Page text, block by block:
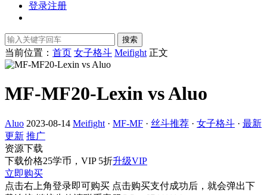
登录注册
搜索
当前位置： 首页 女子格斗 Meifight 正文
MF-MF20-Lexin vs Aluo
Aluo 2023-08-14 Meifight · MF-MF · 丝斗推荐 · 女子格斗 · 最新
更新 推广
资源下载
下载价格25学币，VIP 5折升级VIP
立即购买
点击右上角登录即可购买 点击购买支付成功后，就会弹出下